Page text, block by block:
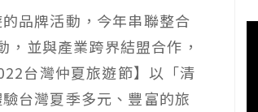
品牌活動，今年串聯整合
並與產業跨界結盟合作，
台灣仲夏旅遊節】以「清
台灣夏季多元、豐富的旅